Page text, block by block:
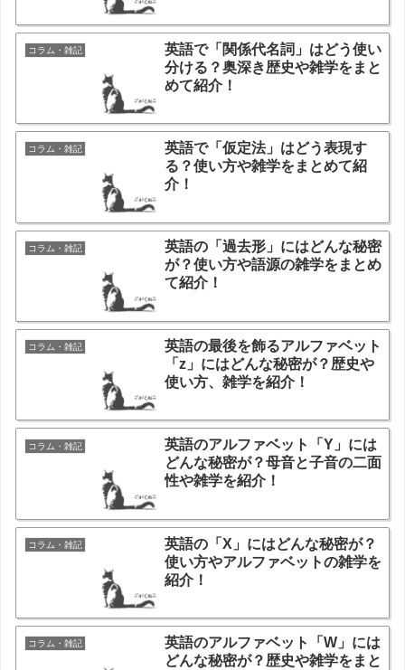
コラム・雑記
英語で「関係代名詞」はどう使い
分ける？奥深き歴史や雑学をまと
めて紹介！
コラム・雑記
英語で「仮定法」はどう表現す
る？使い方や雑学をまとめて紹
介！
コラム・雑記
英語の「過去形」にはどんな秘密
が？使い方や語源の雑学をまとめ
て紹介！
コラム・雑記
英語の最後を飾るアルファベット
「z」にはどんな秘密が？歴史や
使い方、雑学を紹介！
コラム・雑記
英語のアルファベット「Y」には
どんな秘密が？母音と子音の二面
性や雑学を紹介！
コラム・雑記
英語の「X」にはどんな秘密が？
使い方やアルファベットの雑学を
紹介！
コラム・雑記
英語のアルファベット「W」には
どんな秘密が？歴史や雑学をまと